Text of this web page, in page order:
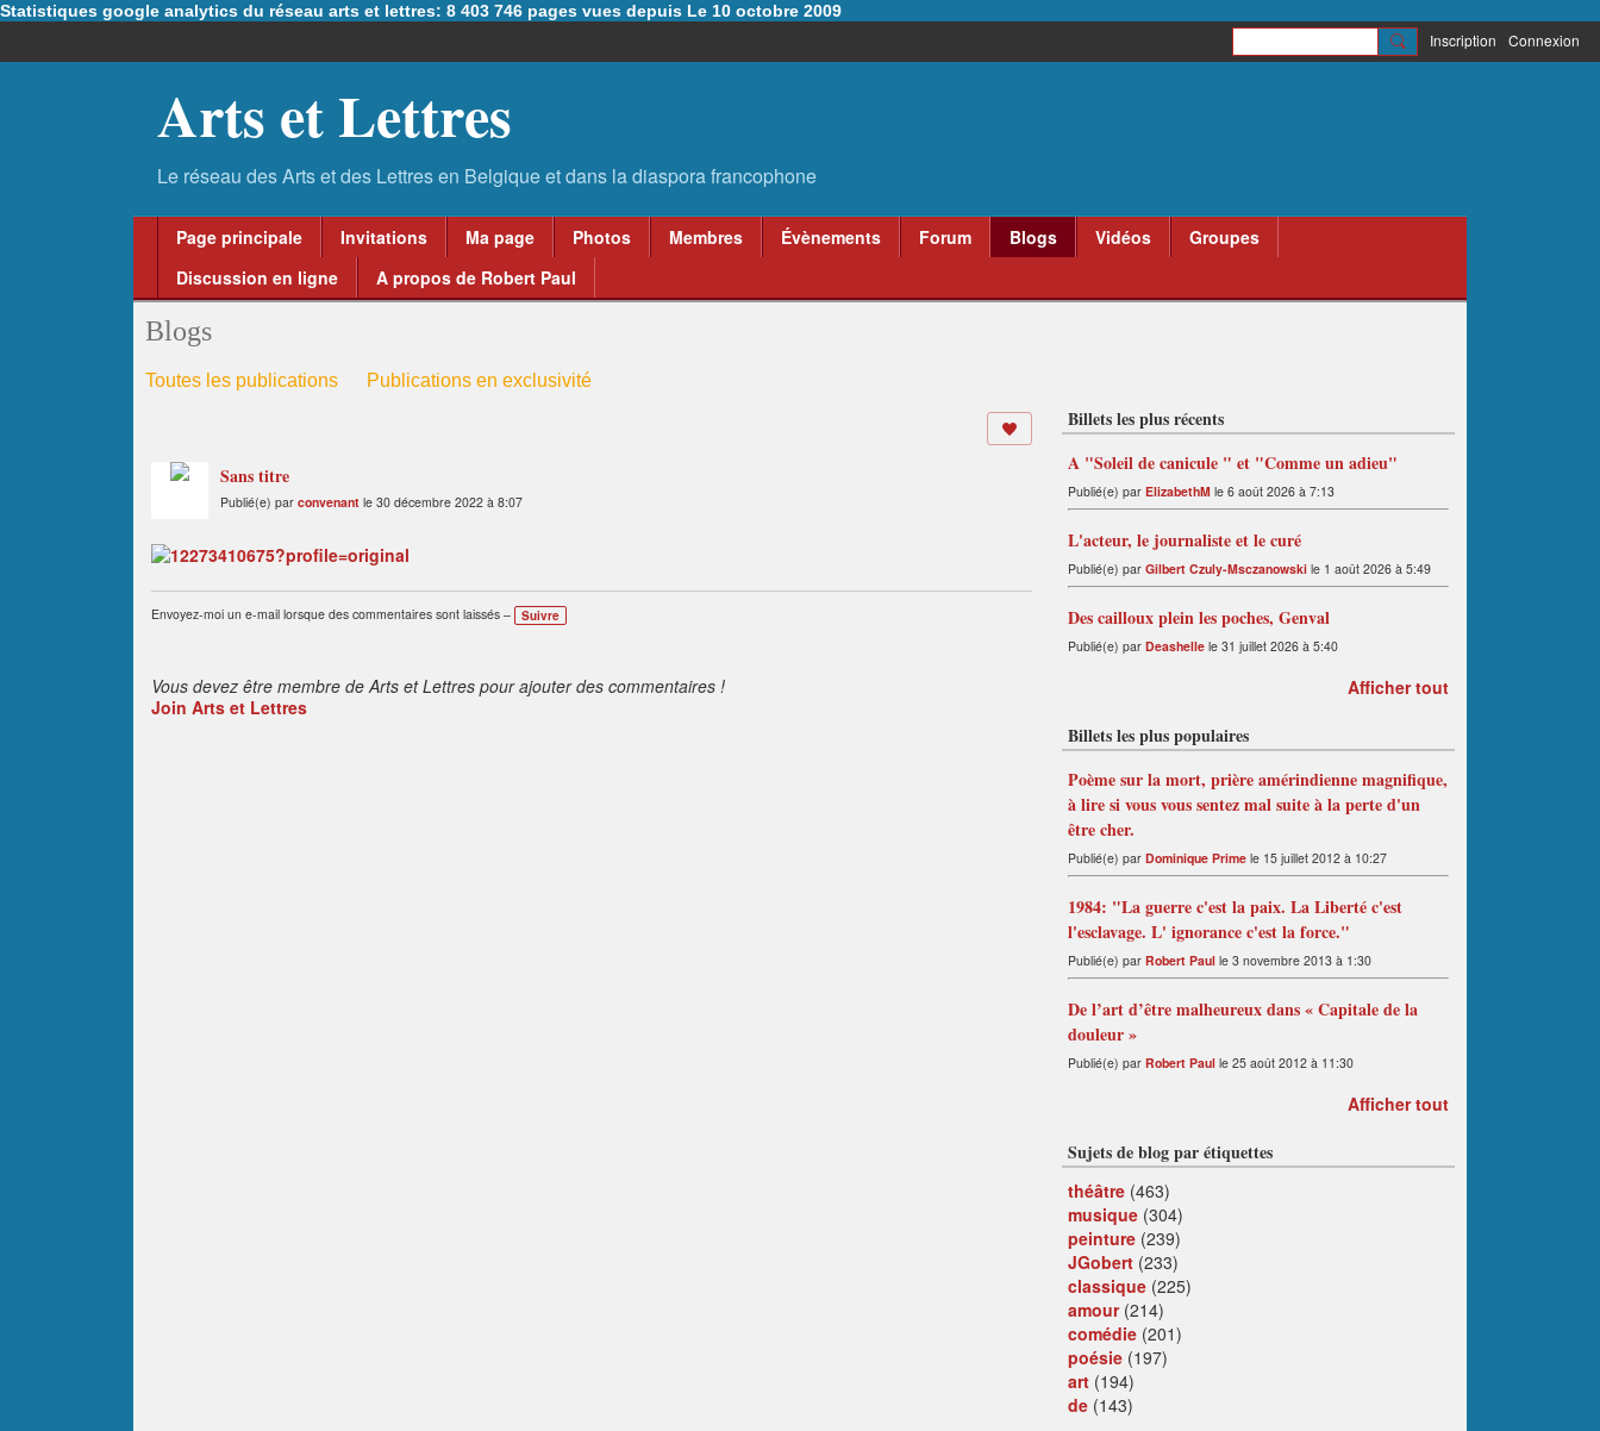
Statistiques google analytics du réseau arts et lettres: 8 403 746 pages vues depuis Le 10 octobre 2009
Inscription Connexion
Arts et Lettres
Page principale Invitations Ma page Photos Membres Évènements Forum Blogs Vidéos
Groupes
Discussion en ligne
A propos de Robert Paul
Blogs
Toutes les publications Publications en exclusivité
Sans titre
Publié(e) par convenant le 30 décembre 2022 à 8:07
Envoyez-moi un e-mail lorsque des commentaires sont laissés – Suivre
Vous devez être membre de Arts et Lettres pour ajouter des commentaires !
Join Arts et Lettres
Billets les plus récents
A "Soleil de canicule " et "Comme un adieu"
Publié(e) par ElizabethM le 6 août 2026 à 7:13
L'acteur, le journaliste et le curé
Publié(e) par Gilbert Czuly-Msczanowski le 1 août 2026 à 5:49
Des cailloux plein les poches, Genval
Publié(e) par Deashelle le 31 juillet 2026 à 5:40
Afficher tout
Billets les plus populaires
Poème sur la mort, prière amérindienne magnifique,
à lire si vous vous sentez mal suite à la perte d'un
être cher.
Publié(e) par Dominique Prime le 15 juillet 2012 à 10:27
1984: "La guerre c'est la paix. La Liberté c'est
l'esclavage. L' ignorance c'est la force."
Publié(e) par Robert Paul le 3 novembre 2013 à 1:30
De l’art d’être malheureux dans « Capitale de la
douleur »
Publié(e) par Robert Paul le 25 août 2012 à 11:30
Afficher tout
Sujets de blog par étiquettes
théâtre (463)
musique (304)
peinture (239)
JGobert (233)
classique (225)
amour(214)
comédie (201)
poésie (197)
art (194)
de (143)